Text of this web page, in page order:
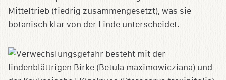
Mitteltrieb (fiedrig zusammengesetzt), was sie
botanisch klar von der Linde unterscheidet.